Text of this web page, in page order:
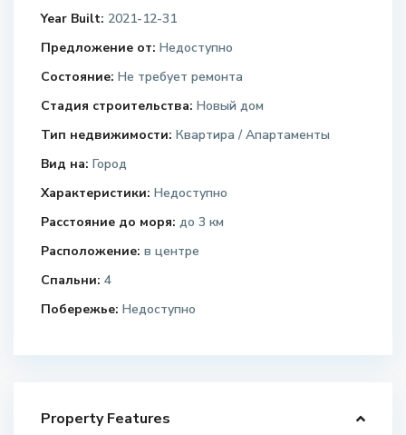
Year Built: 2021-12-31
Предложение от: Недоступно
Состояние: Не требует ремонта
Стадия строительства: Новый дом
Тип недвижимости: Квартира / Апартаменты
Вид на: Город
Характеристики: Недоступно
Расстояние до моря: до 3 км
Расположение: в центре
Спальни: 4
Побережье: Недоступно
Property Features